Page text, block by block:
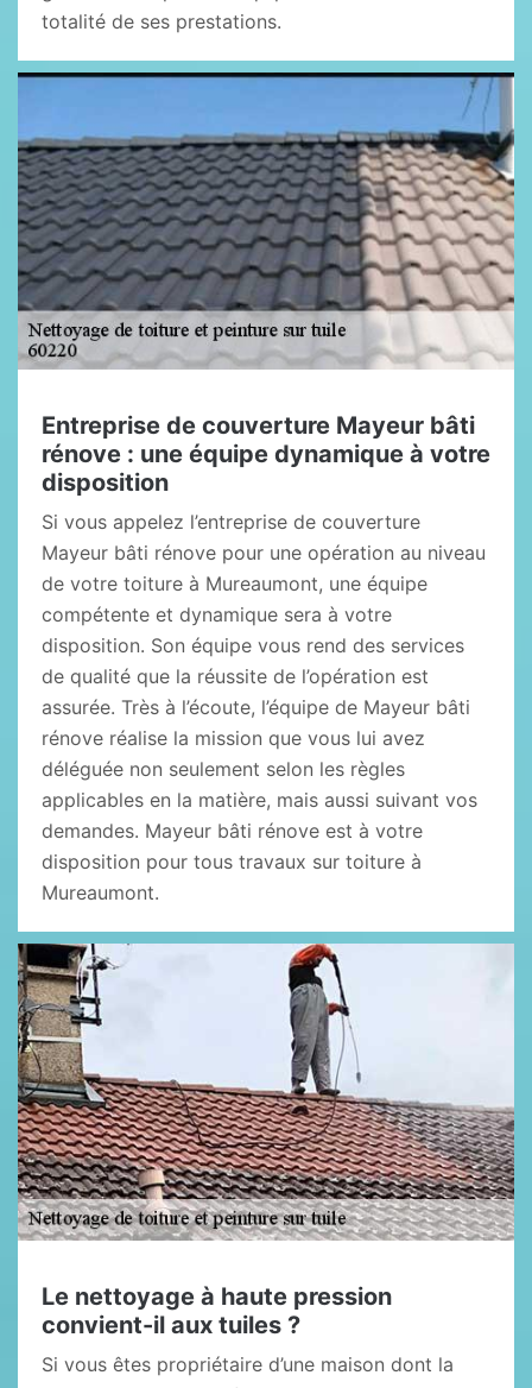
totalité de ses prestations.
Entreprise de couverture Mayeur bâti
rénove : une équipe dynamique à votre
disposition
Si vous appelez l’entreprise de couverture
Mayeur bâti rénove pour une opération au niveau
de votre toiture à Mureaumont, une équipe
compétente et dynamique sera à votre
disposition. Son équipe vous rend des services
de qualité que la réussite de l’opération est
assurée. Très à l’écoute, l’équipe de Mayeur bâti
rénove réalise la mission que vous lui avez
déléguée non seulement selon les règles
applicables en la matière, mais aussi suivant vos
demandes. Mayeur bâti rénove est à votre
disposition pour tous travaux sur toiture à
Mureaumont.
Le nettoyage à haute pression
convient-il aux tuiles ?
Si vous êtes propriétaire d’une maison dont la